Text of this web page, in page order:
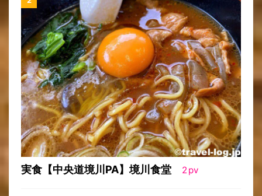
実食【中央道境川PA】境川食堂 2pv